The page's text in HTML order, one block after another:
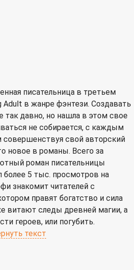
писательница в третьем
Adult в жанре фэнтези. Создавать
так давно, но нашла в этом свое
не собирается, с каждым
свой авторский
новое в романы. Всего за
роман писательницы
более 5 тыс. просмотров на
знакомит читателей с
правят богатство и сила
витают следы древней магии, а
героев, или погубить.
текст